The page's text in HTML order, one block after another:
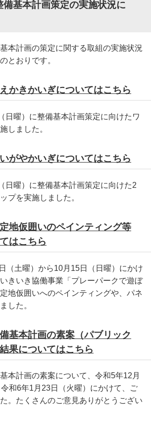
備基本計画策定の実施状況に
本計画の策定に関する取組の実施状況
とおりです。
かきかいぎについてはこちら
曜）に整備基本計画策定に向けたワ
しました。
がやかいぎについてはこちら
曜）に整備基本計画策定に向けた2
プを実施しました。
地仮囲いのペインティング等
はこちら
（土曜）から10月15日（日曜）にかけ
きいき協働事業「プレーパークで遊ぼ
地仮囲いへのペインティングや、パネ
した。
基本計画の素案（パブリック
果についてはこちら
本計画の素案について、令和5年12月
和6年1月23日（火曜）にかけて、ご
。たくさんのご意見ありがとうござい